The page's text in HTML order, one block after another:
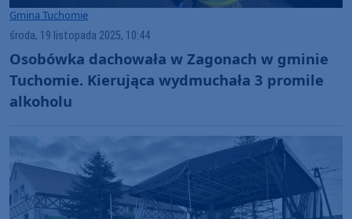
Gmina Tuchomie
środa, 19 listopada 2025, 10:44
Osobówka dachowała w Zagonach w gminie
Tuchomie. Kierująca wydmuchała 3 promile
alkoholu